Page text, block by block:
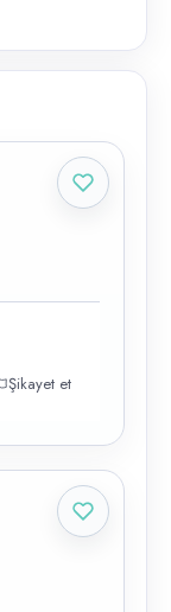
Şikayet et